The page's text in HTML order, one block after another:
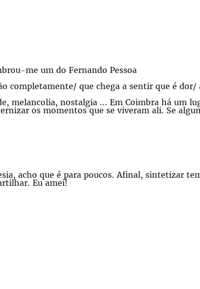
me um do Fernando Pessoa
completamente/ que chega a sentir que é dor/
melancolia, nostalgia ... Em Coimbra há um
os momentos que se viveram ali. Se
acho que é para poucos. Afinal, sintetizar
Eu amei!